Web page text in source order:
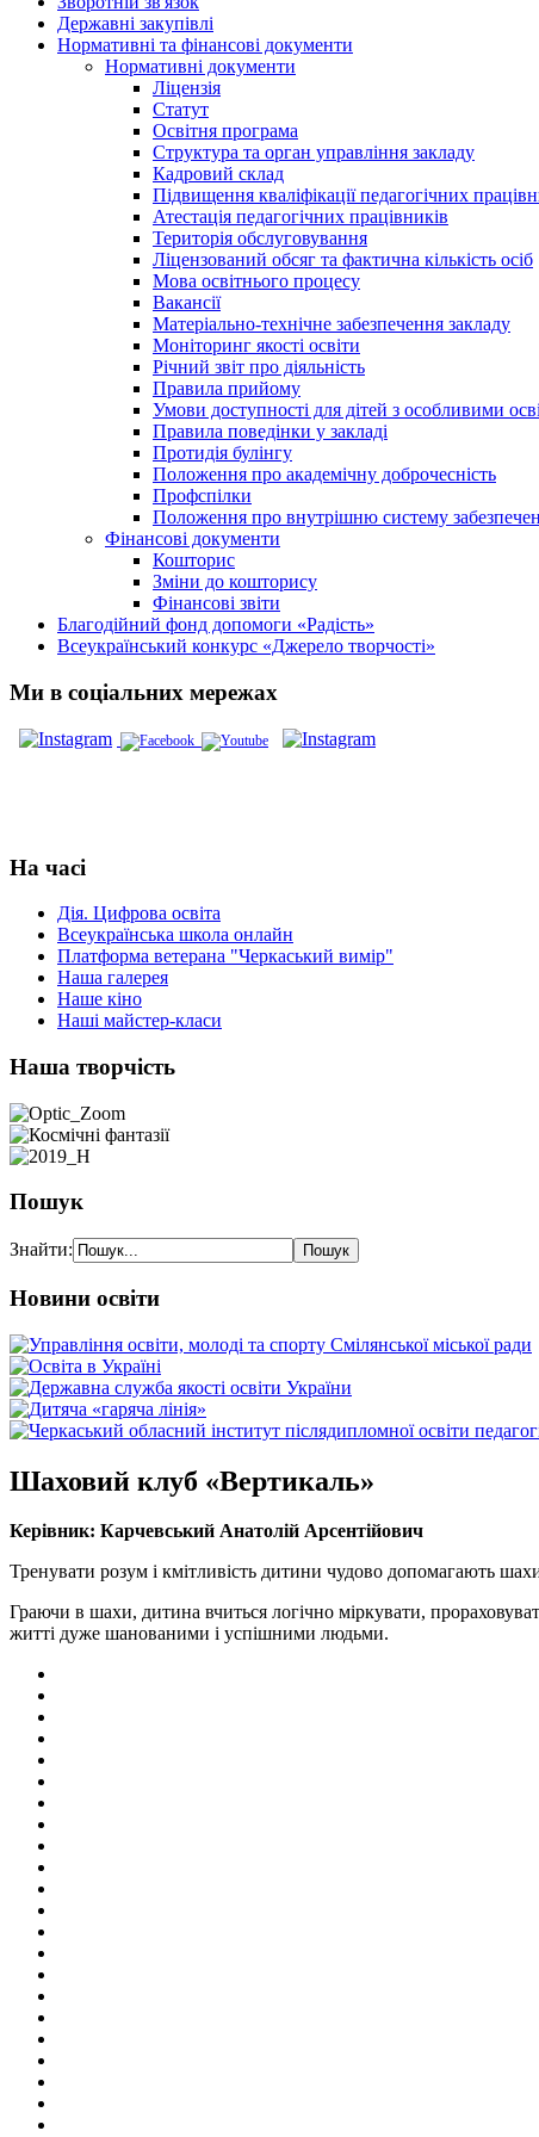
Державні закупівлі
Нормативні та фінансові документи
Нормативні документи
Ліцензія
Статут
Освітня програма
Структура та орган управління закладу
Кадровий склад
Підвищення кваліфікації педагогічних
Атестація педагогічних працівників
Територія обслуговування
Ліцензований обсяг та фактична кількість осіб
Мова освітнього процесу
Вакансії
Матеріально-технічне забезпечення закладу
Моніторинг якості освіти
Річний звіт про діяльність
Правила прийому
Умови доступності для дітей з особливими
Правила поведінки у закладі
Протидія булінгу
Положення про академічну доброчесність
Профспілки
Положення про внутрішню систему
Фінансові документи
Кошторис
Зміни до кошторису
Фінансові звіти
Благодійний фонд допомоги «Радість»
Всеукраїнський конкурс «Джерело творчості»
Ми в соціальних мережах
На часі
Дія. Цифрова освіта
Всеукраїнська школа онлайн
Платформа ветерана "Черкаський вимір"
Наша галерея
Наше кіно
Наші майстер-класи
Наша творчість
Пошук
Знайти:
Новини освіти
Шаховий клуб «Вертикаль»
Керівник: Карчевський Анатолій Арсентійович
Тренувати розум і кмітливість дитини чудово допомагають
Граючи в шахи, дитина вчиться логічно міркувати,
житті дуже шанованими і успішними людьми.